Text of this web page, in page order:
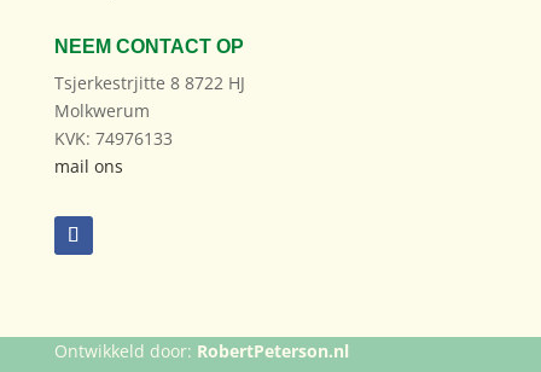
NEEM CONTACT OP
Tsjerkestrjitte 8 8722 HJ
Molkwerum
KVK: 74976133
mail ons
Ontwikkeld door: RobertPeterson.nl